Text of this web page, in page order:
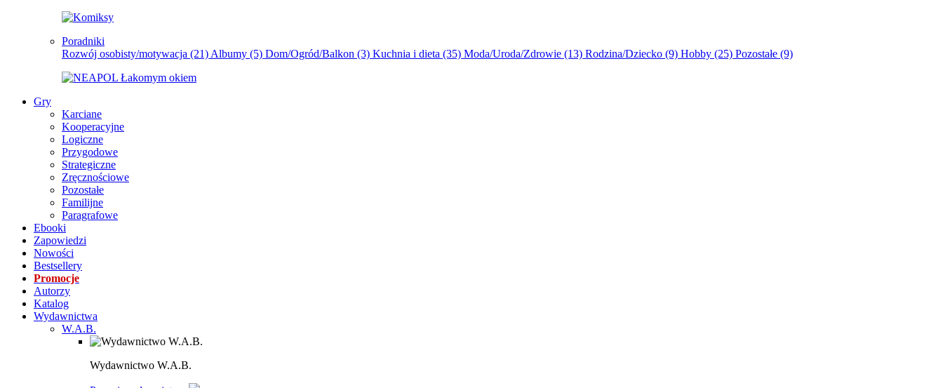
Poradniki
Rozwój osobisty/motywacja (21) Albumy (5) Dom/Ogród/Balkon (3) Kuchnia i dieta (35) Moda/Uroda/Zdrowie (13) Rodzina/Dziecko (9) Hobby (25) Pozostałe (9)
Gry
Karciane
Kooperacyjne
Logiczne
Przygodowe
Strategiczne
Zręcznościowe
Pozostałe
Familijne
Paragrafowe
Ebooki
Zapowiedzi
Nowości
Bestsellery
Promocje
Autorzy
Katalog
Wydawnictwa
W.A.B.
Wydawnictwo W.A.B.